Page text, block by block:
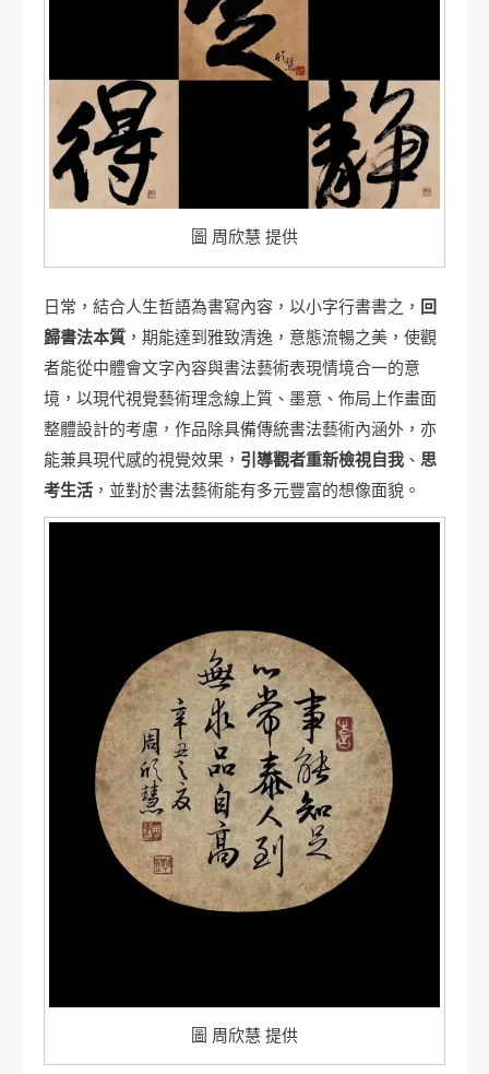
圖 周欣慧 提供
日常，結合人生哲語為書寫內容，以小字行書書之， 回
歸書法本質 ，期能達到雅致清逸，意態流暢之美，使觀
者能從中體會文字內容與書法藝術表現情境合一的意
境，以現代視覺藝術理念線上質、墨意、佈局上作畫面
整體設計的考慮，作品除具備傳統書法藝術內涵外，亦
能兼具現代感的視覺效果， 引導觀者重新檢視自我 、 思
考生活 ，並對於書法藝術能有多元豐富的想像面貌。
圖 周欣慧 提供